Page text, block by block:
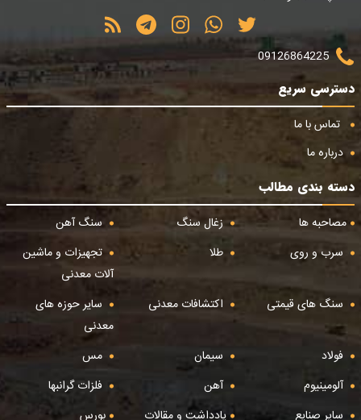
09126864225
دسترسی سریع
تماس با ما
درباره ما
دسته بندی مطالب
مصاحبه ها
زغال سنگ
سنگ آهن
سرب و روی
طلا
تجهیزات و ماشین
آلات معدنی
سنگ های قیمتی
اکتشافات معدنی
سایر حوزه های
معدنی
فولاد
سیمان
مس
آلومینیوم
آهن
فلزات گرانبها
سایر صنایع
یادداشت و مقالات بورس